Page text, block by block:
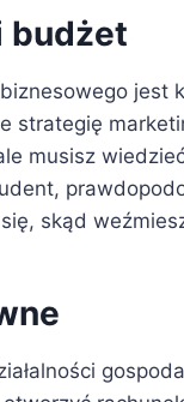
budżet
jest
strategię
musisz
skąd